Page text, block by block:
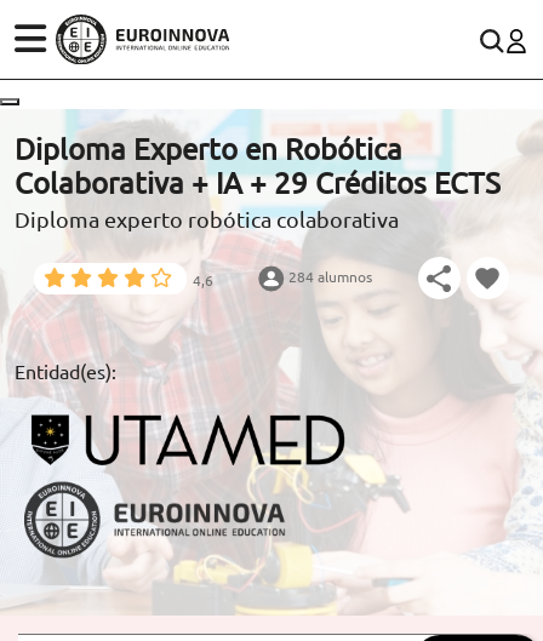
ÁREAS
ESTUDIOS
CONOCE EUROINNOVA
BECAS Y FINANCIACIÓN
RECURSOS EDUCATIVOS
ARTÍCULOS
ORIENTACIÓN LABORAL
CONTACTO
(+34)958 050 200(gratuito en España)
900 831 200
formacion@euroinnova.com
TRABAJA CON NOSOTROS
Diploma Experto en Robótica
Colaborativa + IA + 29 Créditos ECTS
Diploma experto robótica colaborativa
4,6 284 alumnos
Entidad(es):